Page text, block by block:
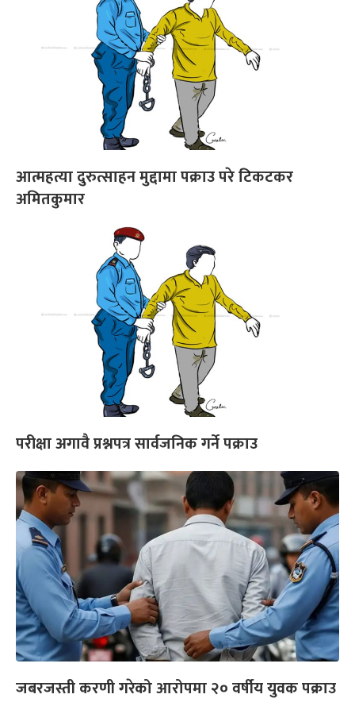
आत्महत्या दुरुत्साहन मुद्दामा पक्राउ परे टिकटकर
अमितकुमार
परीक्षा अगावै प्रश्नपत्र सार्वजनिक गर्ने पक्राउ
जबरजस्ती करणी गरेको आरोपमा २० वर्षीय युवक पक्राउ